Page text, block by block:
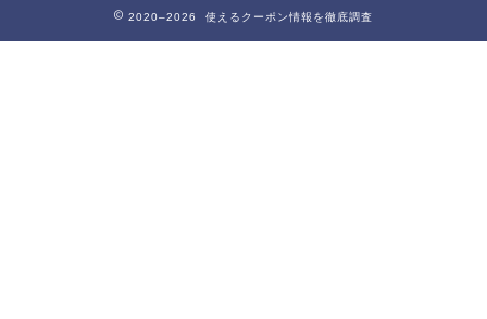
2020–2026 使えるクーポン情報を徹底調査